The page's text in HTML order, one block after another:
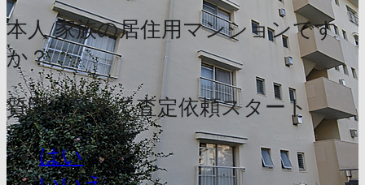
本人/家族の居住用マンションです
か？
質問に答えて査定依頼スタート
はい